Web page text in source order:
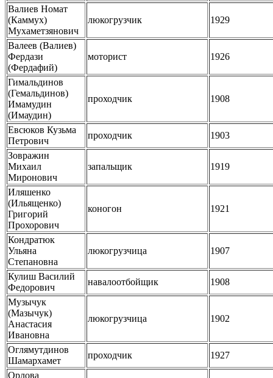
Валиев Номат
(Каммух)
Мухаметзянович
люкогрузчик 1929
Валеев (Валиев)
Фердази
(Фердафий)
моторист 1926
Гимальдинов
(Гемальдинов)
Имамудин
(Имаудин)
проходчик 1908
Евсюков Кузьма
Петрович
проходчик
1903
Зовражин
Михаил
Миронович
запальщик 1919
Иляшенко
(Ильященко)
Григорий
Прохорович
коногон 1921
Кондратюк
Ульяна
Степановна
люкогрузчица 1907
Кулиш Василий
Федорович
навалоотбойщик
1908
Музычук
(Мазычук)
Анастасия
Ивановна
люкогрузчица 1902
Оглямутдинов
Шамархамет
проходчик
1927
Орлова